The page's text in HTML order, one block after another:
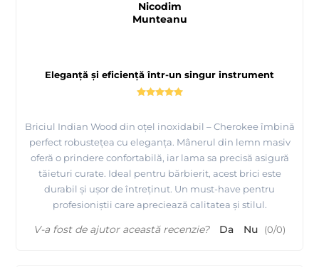
Eleganță și eficiență într-un singur instrument
Briciul Indian Wood din oțel inoxidabil – Cherokee îmbină
perfect robustețea cu eleganța. Mânerul din lemn masiv
oferă o prindere confortabilă, iar lama sa precisă asigură
tăieturi curate. Ideal pentru bărbierit, acest brici este
durabil și ușor de întreținut. Un must-have pentru
profesioniștii care apreciează calitatea și stilul.
Nicodim
Munteanu
V-a fost de ajutor această recenzie? Da Nu (0/0)